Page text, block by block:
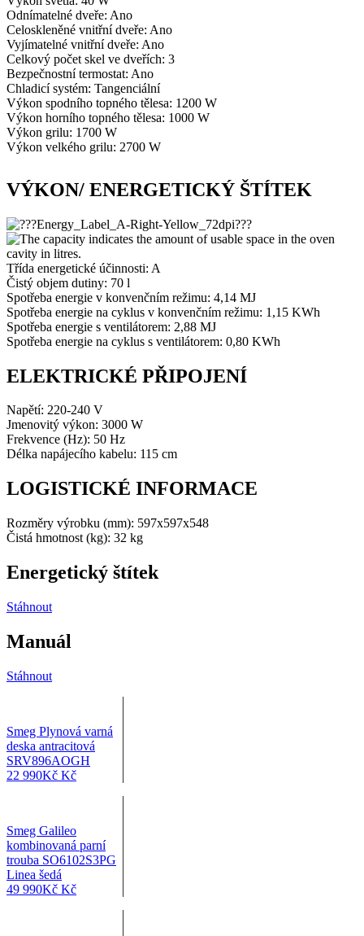
Odnímatelné dveře: Ano
Celoskleněné vnitřní dveře: Ano
Vyjímatelné vnitřní dveře: Ano
Celkový počet skel ve dveřích: 3
Bezpečnostní termostat: Ano
Chladicí systém: Tangenciální
Výkon spodního topného tělesa: 1200 W
Výkon horního topného tělesa: 1000 W
Výkon grilu: 1700 W
Výkon velkého grilu: 2700 W
VÝKON/ ENERGETICKÝ ŠTÍTEK
Třída energetické účinnosti: A
Čistý objem dutiny: 70 l
Spotřeba energie v konvenčním režimu: 4,14 MJ
Spotřeba energie na cyklus v konvenčním režimu: 1,15 KWh
Spotřeba energie s ventilátorem: 2,88 MJ
Spotřeba energie na cyklus s ventilátorem: 0,80 KWh
ELEKTRICKÉ PŘIPOJENÍ
Napětí: 220-240 V
Jmenovitý výkon: 3000 W
Frekvence (Hz): 50 Hz
Délka napájecího kabelu: 115 cm
LOGISTICKÉ INFORMACE
Rozměry výrobku (mm): 597x597x548
Čistá hmotnost (kg): 32 kg
Energetický štítek
Stáhnout
Manuál
Stáhnout
Smeg Plynová varná
deska antracitová
SRV896AOGH
22 990Kč Kč
Smeg Galileo
kombinovaná parní
trouba SO6102S3PG
Linea šedá
49 990Kč Kč